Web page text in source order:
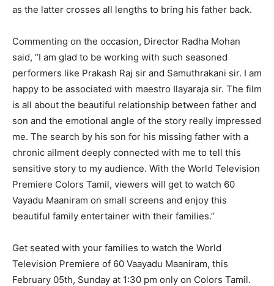
as the latter crosses all lengths to bring his father back.
Commenting on the occasion, Director Radha Mohan
said, “I am glad to be working with such seasoned
performers like Prakash Raj sir and Samuthrakani sir. I am
happy to be associated with maestro Ilayaraja sir. The film
is all about the beautiful relationship between father and
son and the emotional angle of the story really impressed
me. The search by his son for his missing father with a
chronic ailment deeply connected with me to tell this
sensitive story to my audience. With the World Television
Premiere Colors Tamil, viewers will get to watch 60
Vayadu Maaniram on small screens and enjoy this
beautiful family entertainer with their families.”
Get seated with your families to watch the World
Television Premiere of 60 Vaayadu Maaniram, this
February 05th, Sunday at 1:30 pm only on Colors Tamil.